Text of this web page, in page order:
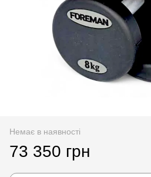
Немає в наявності
73 350 грн